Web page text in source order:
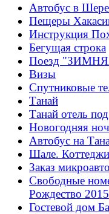
Автобус в
Пещеры
Инструкция
Бегущая строка
Поезд
Визы
Спутниковые
Танай
Танай отель
Новогодняя
Автобус на
Шале. Коттеджи
Заказ
Свободные
Рождество
Гостевой дом